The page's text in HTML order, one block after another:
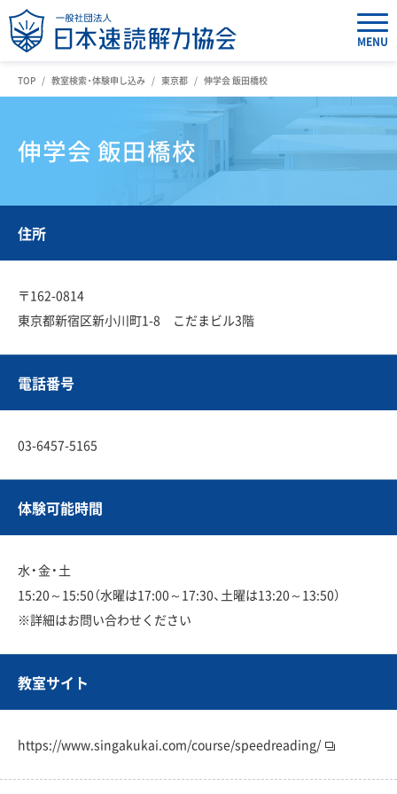
MENU
TOP 教室検索・体験申し込み 東京都 伸学会 飯田橋校
伸学会 飯田橋校
住所
〒162-0814
東京都新宿区新小川町1-8 こだまビル3階
電話番号
03-6457-5165
体験可能時間
水・金・土
15:20～15:50（水曜は17:00～17:30、土曜は13:20～13:50）
※詳細はお問い合わせください
教室サイト
https://www.singakukai.com/course/speedreading/